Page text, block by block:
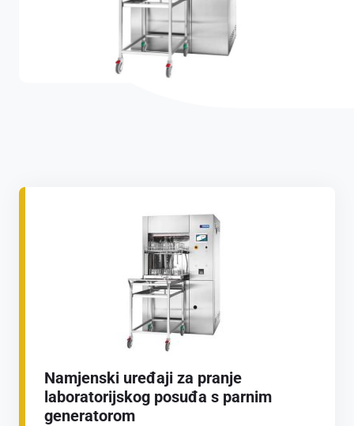
Namjenski uređaji za pranje
laboratorijskog posuđa s parnim
generatorom